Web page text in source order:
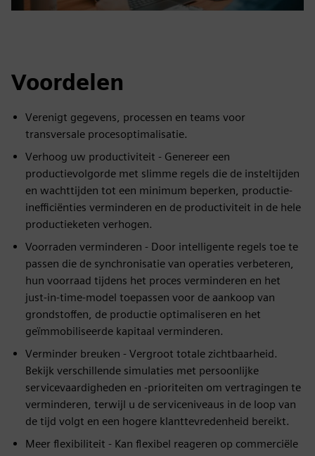
Voordelen
Verenigt gegevens, processen en teams voor
transversale procesoptimalisatie.
Verhoog uw productiviteit - Genereer een
productievolgorde met slimme regels die de insteltijden
en wachttijden tot een minimum beperken, productie-
inefficiënties verminderen en de productiviteit in de hele
productieketen verhogen.
Voorraden verminderen - Door intelligente regels toe te
passen die de synchronisatie van operaties verbeteren,
hun voorraad tijdens het proces verminderen en het
just-in-time-model toepassen voor de aankoop van
grondstoffen, de productie optimaliseren en het
geïmmobiliseerde kapitaal verminderen.
Verminder breuken - Vergroot totale zichtbaarheid.
Bekijk verschillende simulaties met persoonlijke
servicevaardigheden en -prioriteiten om vertragingen te
verminderen, terwijl u de serviceniveaus in de loop van
de tijd volgt en een hogere klanttevredenheid bereikt.
Meer flexibiliteit - Kan flexibel reageren op commerciële